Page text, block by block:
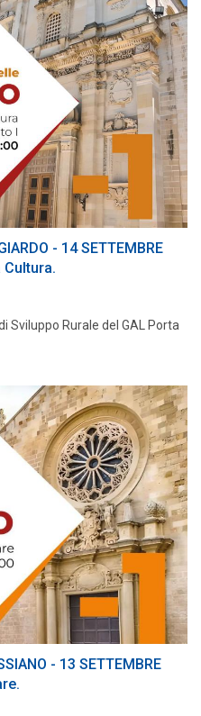
- 14 SETTEMBRE
Sviluppo Rurale del GAL Porta
- 13 SETTEMBRE